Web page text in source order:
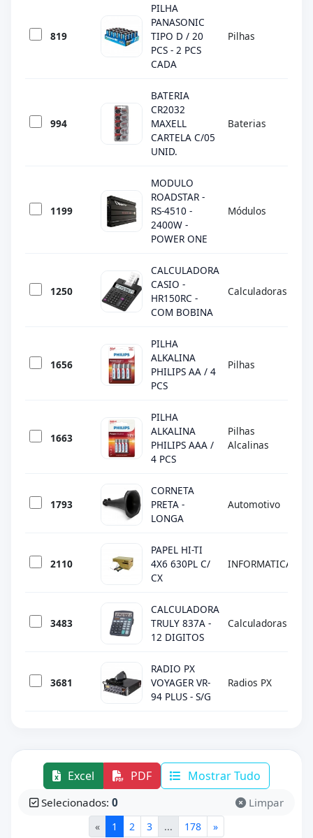
819
PILHA
PANASONIC
TIPO D / 20
PCS - 2 PCS
CADA
Pilhas
994
BATERIA
CR2032
MAXELL
CARTELA C/05
UNID.
Baterias
1199
MODULO
ROADSTAR -
RS-4510 -
2400W -
POWER ONE
Módulos
1250
CALCULADORA
CASIO -
HR150RC -
COM BOBINA
Calculadoras
1656
PILHA
ALKALINA
PHILIPS AA / 4
PCS
Pilhas
1663
PILHA
ALKALINA
PHILIPS AAA /
4 PCS
Pilhas
Alcalinas
1793
CORNETA
PRETA -
LONGA
Automotivo
2110
PAPEL HI-TI
4X6 630PL C/
CX
INFORMATICA
3483
CALCULADORA
TRULY 837A -
12 DIGITOS
Calculadoras
3681
RADIO PX
VOYAGER VR-
94 PLUS - S/G
Radios PX
Excel PDF Mostrar Tudo
Selecionados: 0 Limpar
« 1 2 3 ... 178 »